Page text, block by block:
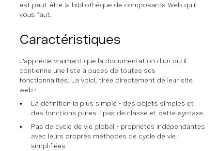
est peut-être la bibliothèque de composants Web qu'il
vous faut.
Caractéristiques
J'apprécie vraiment que la documentation d'un outil
contienne une liste à puces de toutes ses
fonctionnalités. La voici, tirée directement de leur site
web :
La définition la plus simple - des objets simples et
des fonctions pures - pas de classe et cette syntaxe
Pas de cycle de vie global - propriétés indépendantes
avec leurs propres méthodes de cycle de vie
simplifiées